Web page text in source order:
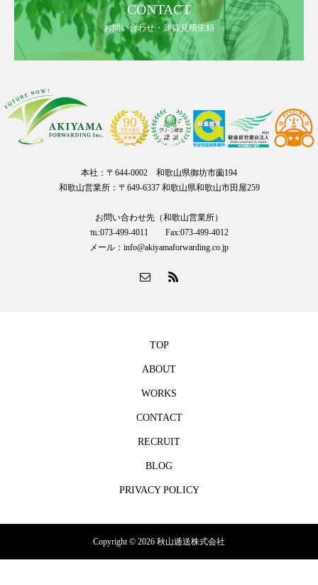
CONTACT
お問い合わせ・運賃見積依頼
本社：〒644-0002 和歌山県御坊市薗194
和歌山営業所：〒649-6337 和歌山県和歌山市田屋259
お問い合わせ先（和歌山営業所）
℡:073-499-4011 Fax:073-499-4012
メール：info@akiyamaforwarding.co.jp
TOP
ABOUT
WORKS
CONTACT
RECRUIT
BLOG
PRIVACY POLICY
Copyright © 2026 秋山逓送株式会社